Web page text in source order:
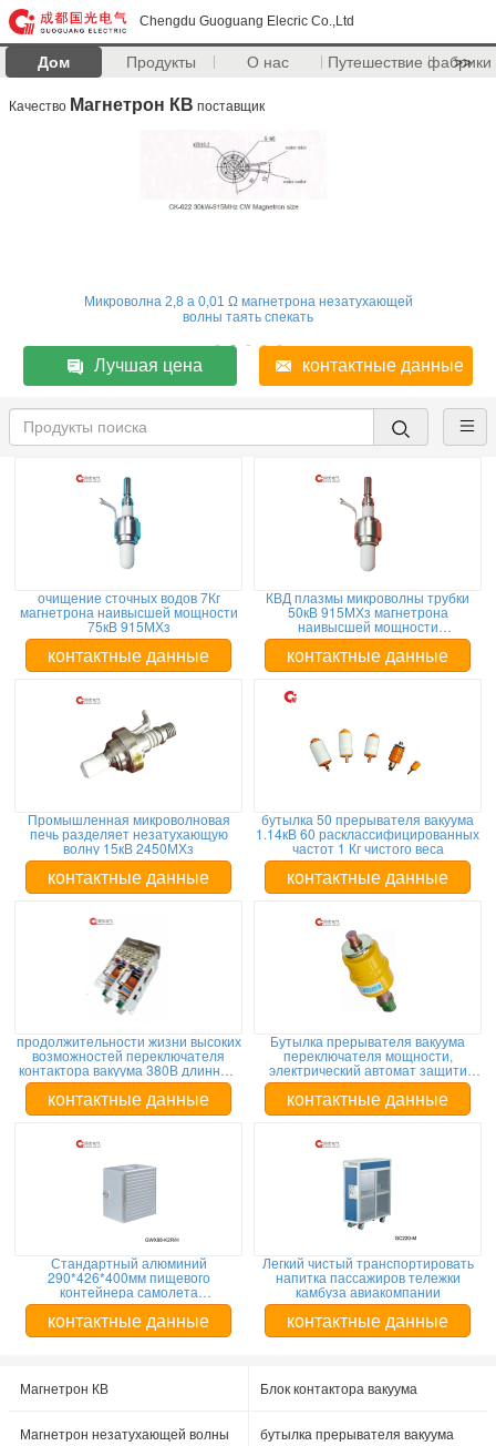
Chengdu Guoguang Elecric Co.,Ltd
Дом Продукты О нас Путешествие фабрики
>>
Качество Магнетрон КВ поставщик
Микроволна 2,8 а 0,01 Ω магнетрона незатухающей
волны таять спекать
Лучшая цена контактные данные
очищение сточных водов 7Кг
магнетрона наивысшей мощности
75кВ 915МХз
контактные данные
КВД плазмы микроволны трубки
50кВ 915МХз магнетрона
наивысшей мощности
промышленный
контактные данные
Промышленная микроволновая
печь разделяет незатухающую
волну 15кВ 2450МХз
контактные данные
бутылка 50 прерывателя вакуума
1.14кВ 60 расклассифицированных
частот 1 Кг чистого веса
контактные данные
продолжительности жизни высоких
возможностей переключателя
контактора вакуума 380В длинные
электрические
контактные данные
Бутылка прерывателя вакуума
переключателя мощности,
электрический автомат защити
цепи Вкб
контактные данные
Стандартный алюминий
290*426*400мм пищевого
контейнера самолета
авиакомпании
контактные данные
Легкий чистый транспортировать
напитка пассажиров тележки
камбуза авиакомпании
контактные данные
Магнетрон КВ Блок контактора вакуума
Магнетрон незатухающей волны бутылка прерывателя вакуума